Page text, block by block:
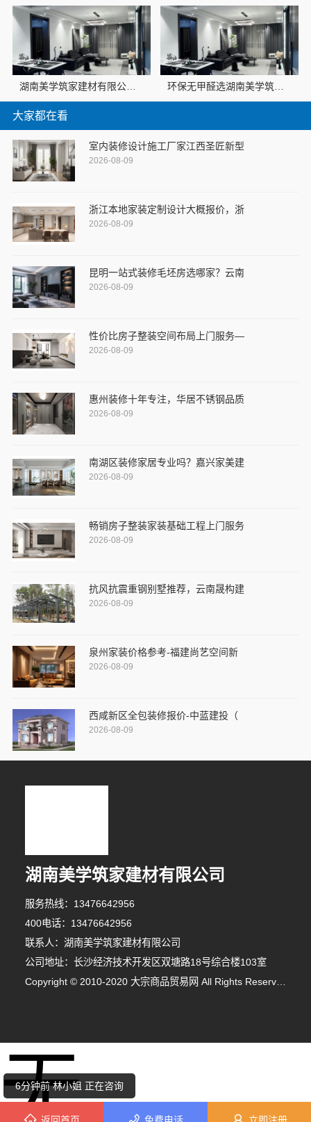
湖南美学筑家建材有限公司别墅装修源头直供 环保无甲醛选湖南美学筑家建材，软装一步到位
大家都在看
室内装修设计施工厂家江西圣匠新型
2026-08-09
浙江本地家装定制设计大概报价，浙
2026-08-09
昆明一站式装修毛坯房选哪家？云南
2026-08-09
性价比房子整装空间布局上门服务—
2026-08-09
惠州装修十年专注，华居不锈钢品质
2026-08-09
南湖区装修家居专业吗？嘉兴家美建
2026-08-09
畅销房子整装家装基础工程上门服务
2026-08-09
抗风抗震重钢别墅推荐，云南晟构建
2026-08-09
泉州家装价格参考-福建尚艺空间新
2026-08-09
西咸新区全包装修报价-中蓝建投（
2026-08-09
湖南美学筑家建材有限公司
服务热线：13476642956
400电话：13476642956
联系人：湖南美学筑家建材有限公司
公司地址：长沙经济技术开发区双塘路18号综合楼103室
Copyright © 2010-2020 大宗商品贸易网 All Rights Reserved
6分钟前 林小姐 正在咨询
无